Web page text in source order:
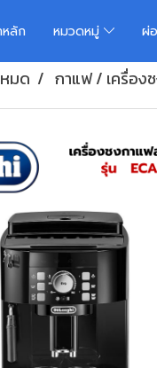
หลัก หมวดหมู่ ผ่
มด กาแฟ / เครื่อง